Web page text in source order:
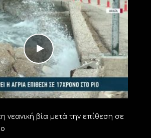
νεανική βία μετά την επίθεση σε